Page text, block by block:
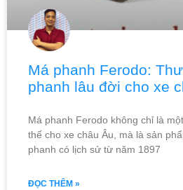
Má phanh Ferodo:
phanh lâu đời cho xe
Má phanh Ferodo không chỉ là
thế cho xe châu Âu, mà là sản
phanh có lịch sử từ năm 1897
ĐỌC THÊM »